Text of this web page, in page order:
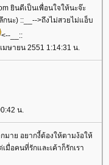
ยินดีเป็นเพื่อนใจให้นะจ๊ะ
นะ) ::__-->ถึงไม่สวยไม่แอ็บ
<--__::
มษายน 2551 1:14:31 น.
น.
มาย อยากงี้ต้องให้ตามง้อให้
มื่อคนที่รักและเค้าก็รักเรา